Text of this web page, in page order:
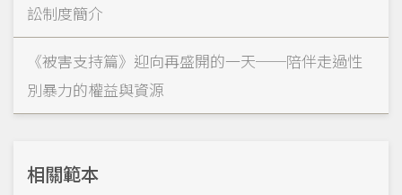
訟制度簡介
《被害支持篇》迎向再盛開的一天──陪伴走過性
別暴力的權益與資源
相關範本